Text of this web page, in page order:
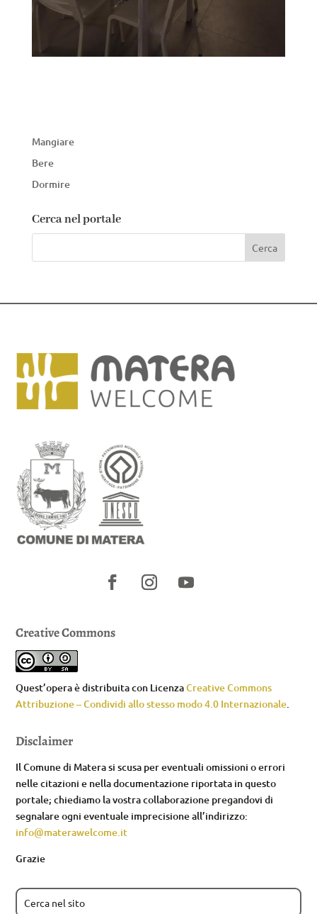
Mangiare
Bere
Dormire
Cerca nel portale
Creative Commons
Quest’opera è distribuita con LicenzaCreative Commons
Attribuzione – Condividi allo stesso modo 4.0 Internazionale
Disclaimer
Il Comune di Matera si scusa per eventuali omissioni o errori
nelle citazioni e nella documentazione riportata in questo
portale; chiediamo la vostra collaborazione pregandovi di
segnalare ogni eventuale imprecisione all’indirizzo:
info@materawelcome.it
Grazie